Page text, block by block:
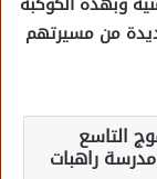
من مسيرتهم
التاسع
راهبات